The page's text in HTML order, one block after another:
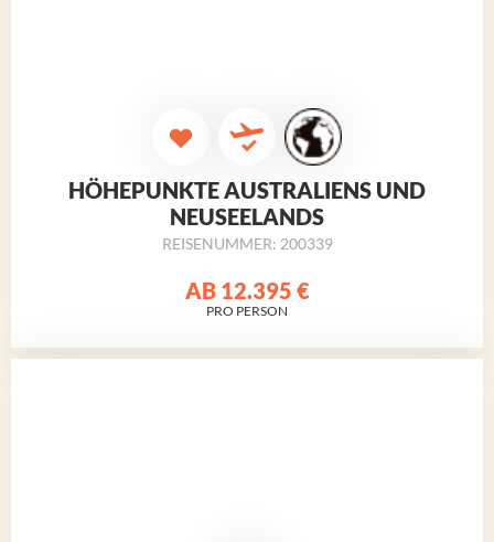
HÖHEPUNKTE AUSTRALIENS UND
NEUSEELANDS
REISENUMMER: 200339
AB 12.395 €
PRO PERSON